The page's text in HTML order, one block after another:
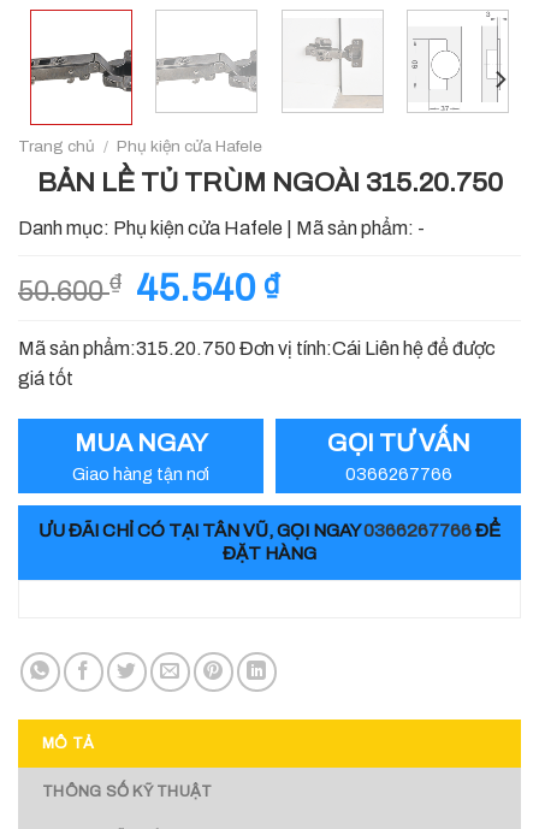
Trang chủ / Phụ kiện cửa Hafele
BẢN LỀ TỦ TRÙM NGOÀI 315.20.750
Danh mục: Phụ kiện cửa Hafele Mã sản phẩm: -
50.600₫
Giá
là:
45.540 ₫Giá
tại
Mã sản phẩm:315.20.750 Đơn vị tính:Cái Liên hệ để được
giá tốt
MUA NGAY
Giao hàng tận nơi
GỌI TƯ VẤN
0366267766
ƯU ĐÃI CHỈ CÓ TẠI TÂN VŨ, GỌI NGAY0366267766ĐỂ
ĐẶT HÀNG
MÔ TẢ
THÔNG SỐ KỸ THUẬT